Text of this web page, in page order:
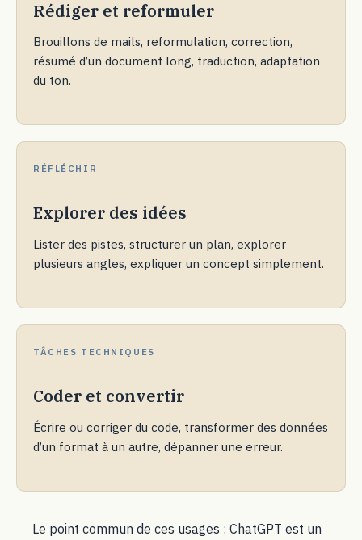
Rédiger et reformuler
Brouillons de mails, reformulation, correction,
résumé d’un document long, traduction, adaptation
du ton.
RÉFLÉCHIR
Explorer des idées
Lister des pistes, structurer un plan, explorer
plusieurs angles, expliquer un concept simplement.
TÂCHES TECHNIQUES
Coder et convertir
Écrire ou corriger du code, transformer des données
d’un format à un autre, dépanner une erreur.
Le point commun de ces usages : ChatGPT est un